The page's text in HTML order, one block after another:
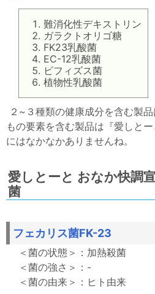
難消化性デキストリン
ガラクトオリゴ糖
FK23乳酸菌
EC-12乳酸菌
ビフィズス菌
植物性乳酸菌
２~３種類の健康成分を含む製
もの要素を含む製品は『愛しと
にはなかなかありませんね。
愛しとーと おなか快調
菌
フェカリス菌FK-23
加熱殺菌
-
ヒト由来